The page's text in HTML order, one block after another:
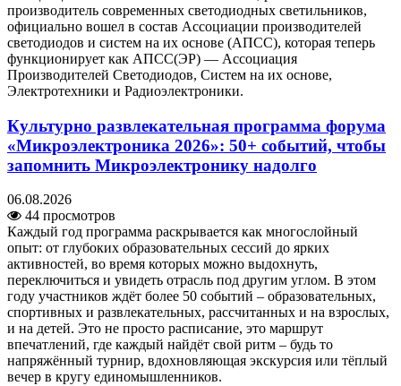
производитель современных светодиодных светильников,
официально вошел в состав Ассоциации производителей
светодиодов и систем на их основе (АПСС), которая теперь
функционирует как АПСС(ЭР) — Ассоциация
Производителей Светодиодов, Систем на их основе,
Электротехники и Радиоэлектроники.
Культурно развлекательная программа форума
«Микроэлектроника 2026»: 50+ событий, чтобы
запомнить Микроэлектронику надолго
06.08.2026
44 просмотров
Каждый год программа раскрывается как многослойный
опыт: от глубоких образовательных сессий до ярких
активностей, во время которых можно выдохнуть,
переключиться и увидеть отрасль под другим углом. В этом
году участников ждёт более 50 событий – образовательных,
спортивных и развлекательных, рассчитанных и на взрослых,
и на детей. Это не просто расписание, это маршрут
впечатлений, где каждый найдёт свой ритм – будь то
напряжённый турнир, вдохновляющая экскурсия или тёплый
вечер в кругу единомышленников.